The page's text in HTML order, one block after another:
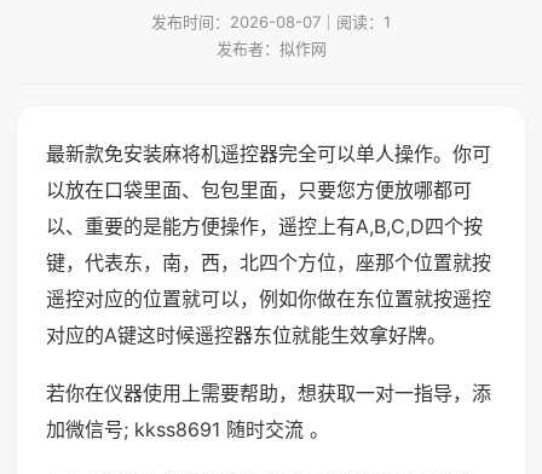
发布时间：2026-08-07｜阅读：1
发布者：拟作网
最新款免安装麻将机遥控器完全可以单人操作。你可
以放在口袋里面、包包里面，只要您方便放哪都可
以、重要的是能方便操作，遥控上有A,B,C,D四个按
键，代表东，南，西，北四个方位，座那个位置就按
遥控对应的位置就可以，例如你做在东位置就按遥控
对应的A键这时候遥控器东位就能生效拿好牌。
若你在仪器使用上需要帮助，想获取一对一指导，添
加微信号; kkss8691 随时交流 。